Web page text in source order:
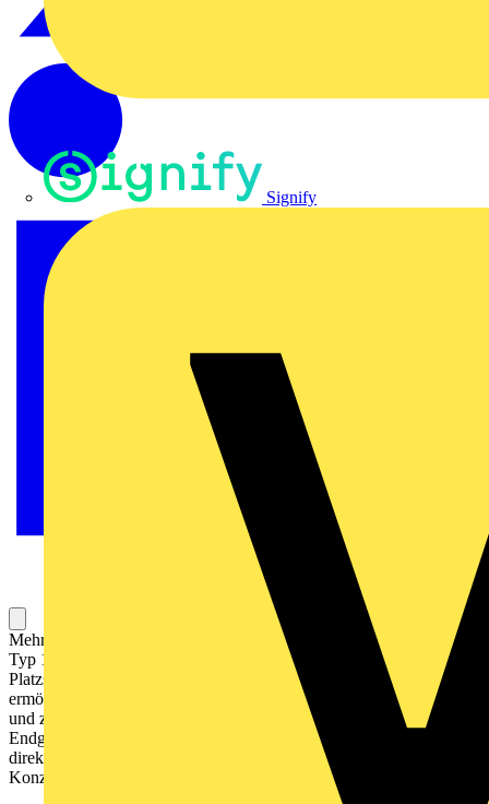
Signify
Mehrpoliger, anwendungsoptimierter Kombiableiter DEHNshield,
Typ 1 + Typ 2 nach EN 61643-11 auf Funkenstreckenbasis.
Platzsparende Funkenstreckentechnologie mit nur 1 TE / Pol
ermöglicht kompakte Ausführung. Zum Schutz von Wohngebäuden
und zum Einsatz in speziellen Anwendungen. Ermöglicht
Endgeräteschutz. Zum Schutz vor Überspannungen, auch bei
direkten Blitzeinschlägen. Einsetzbar nach dem Blitz-Schutzzonen-
Konzept an den Schnittstellen 0